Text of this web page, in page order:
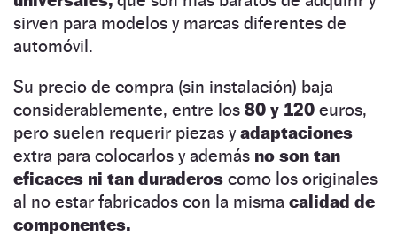
sirven para modelos y marcas diferentes de
automóvil.
Su precio de compra (sin instalación) baja
considerablemente, entre los 80 y 120 euros,
pero suelen requerir piezas yadaptaciones
extra para colocarlos y además no son tan
eficaces ni tan duraderos como los originales
al no estar fabricados con la misma calidad de
componentes.